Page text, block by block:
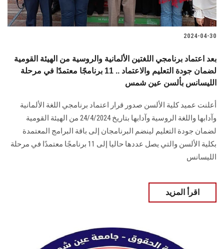
2024-04-30
بعد اعتماد برنامجي اللغتين الألمانية والروسية من الهيئة القومية
لضمان جودة التعليم والاعتماد .. 11 برنامجًا معتمدًا في مرحلة
الليسانس بألسن عين شمس
أعلنت عميد كلية الألسن صدور قرار اعتماد برنامجي ‏اللغة الألمانية
وآدابها واللغة الروسية وآدابها بتاريخ 24/4/2024 من الهيئة القومية
لضمان ‏جودة التعليم لينضم البرنامجان إلى باقة البرامج المعتمدة
بكلية الألسن والتي يصل ‏عددها حاليا إلى 11 برنامجًا معتمدًا في مرحلة
الليسانس ‏
اقرأ المزيد